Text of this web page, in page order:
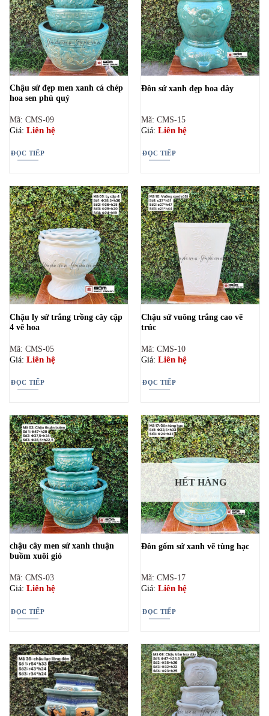
Chậu sứ đẹp men xanh cá chép
hoa sen phú quý
Mã: CMS-09
Giá: Liên hệ
ĐỌC TIẾP
Đôn sứ xanh đẹp hoa dây
Mã: CMS-15
Giá: Liên hệ
ĐỌC TIẾP
Chậu ly sứ trắng trồng cây cặp
4 vẽ hoa
Mã: CMS-05
Giá: Liên hệ
ĐỌC TIẾP
Chậu sứ vuông trắng cao vẽ
trúc
Mã: CMS-10
Giá: Liên hệ
ĐỌC TIẾP
chậu cây men sứ xanh thuận
buồm xuôi gió
Mã: CMS-03
Giá: Liên hệ
ĐỌC TIẾP
HẾT HÀNG
Đôn gốm sứ xanh vẽ tùng hạc
Mã: CMS-17
Giá: Liên hệ
ĐỌC TIẾP